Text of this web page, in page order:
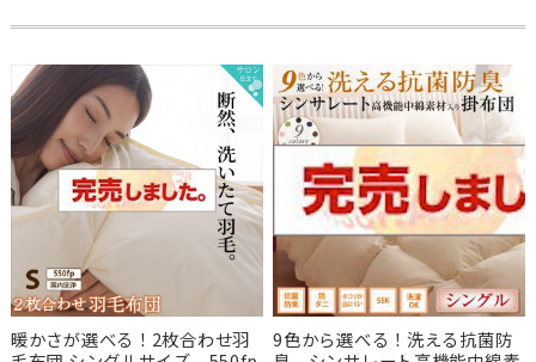
暖かさが選べる！2枚合わせ羽
9色から選べる！洗える抗菌防